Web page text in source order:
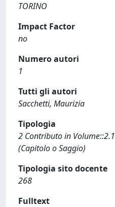
TORINO
Impact Factor
no
Numero autori
1
Tutti gli autori
Sacchetti, Maurizia
Tipologia
2 Contributo in
(Capitolo o Saggio)
Tipologia sito docente
268
Fulltext